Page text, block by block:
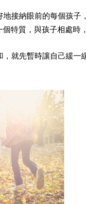
接納眼前的每個孩子
特質，與孩子相處時
就先暫時讓自己緩